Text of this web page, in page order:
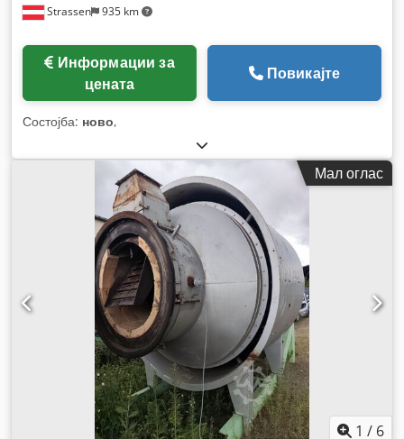
Strassen 935 km
цената
Повикајте
Состојба: ново,
Мал оглас
1 / 6